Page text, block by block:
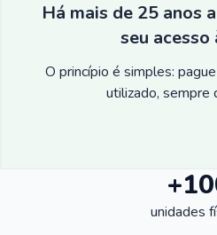
Há mais de 25 anos
seu acesso
O princípio é simples:
utilizado, sempre
unidades